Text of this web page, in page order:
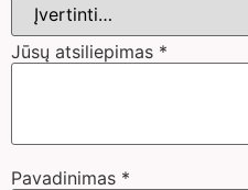
Jūsų atsiliepimas *
Pavadinimas *